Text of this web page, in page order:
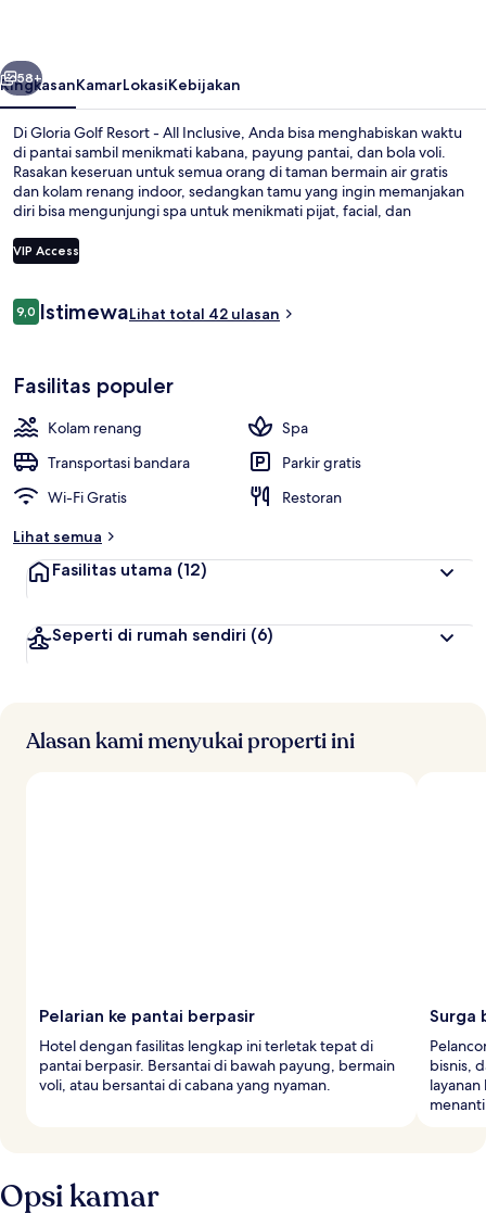
Inclusive
Kolam renang indoor dan kolam
Berikutnya
58+
RingkasanKamarLokasiKebijakan
Di Gloria Golf Resort - All Inclusive, Anda bisa menghabiskan waktu
di pantai sambil menikmati kabana, payung pantai, dan bola voli.
Rasakan keseruan untuk semua orang di taman bermain air gratis
dan kolam renang indoor, sedangkan tamu yang ingin memanjakan
diri bisa mengunjungi spa untuk menikmati pijat, facial, dan
restoran yang menyajikan masakan internasional dan buka untuk
makan malam. Keunggulan lain di properti mewah ini meliputi 2
VIP Access
Ulasan
9,09,0 dari 10
IstimewaLihat total 42 ulasan
Fasilitas populer
Kolam renang
Spa
Transportasi bandara
Parkir gratis
Wi-Fi Gratis
Restoran
Lihat semua
Fasilitas utama (12)
Seperti di rumah sendiri (6)
Alasan kami menyukai properti ini
Pelarian ke pantai berpasir
Hotel dengan fasilitas lengkap ini terletak tepat di
pantai berpasir. Bersantai di bawah payung, bermain
voli, atau bersantai di cabana yang nyaman.
Surga
bisnis,
Opsi kamar